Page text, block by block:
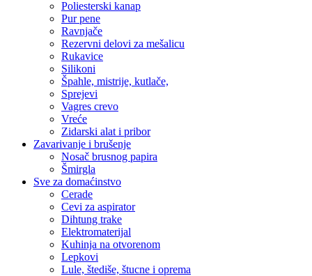
Poliesterski kanap
Pur pene
Ravnjače
Rezervni delovi za mešalicu
Rukavice
Silikoni
Špahle, mistrije, kutlače,
Sprejevi
Vagres crevo
Vreće
Zidarski alat i pribor
Zavarivanje i brušenje
Nosač brusnog papira
Šmirgla
Sve za domaćinstvo
Cerade
Cevi za aspirator
Dihtung trake
Elektromaterijal
Kuhinja na otvorenom
Lepkovi
Lule, štediše, štucne i oprema